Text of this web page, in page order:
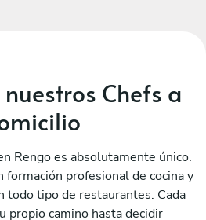
Chefs a
Rengo es absolutamente único.
formación profesional de cocina y
todo tipo de restaurantes. Cada
propio camino hasta decidir